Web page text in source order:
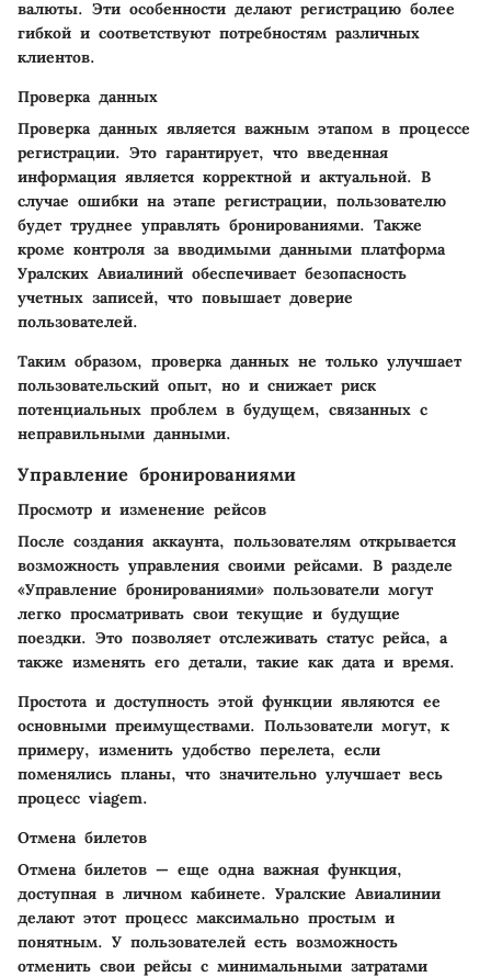
валюты. Эти особенности делают регистрацию более
гибкой и соответствуют потребностям различных
клиентов.
Проверка данных
Проверка данных является важным этапом в процессе
регистрации. Это гарантирует, что введенная
информация является корректной и актуальной. В
случае ошибки на этапе регистрации, пользователю
будет труднее управлять бронированиями. Также
кроме контроля за вводимыми данными платформа
Уралских Авиалиний обеспечивает безопасность
учетных записей, что повышает доверие
пользователей.
Таким образом, проверка данных не только улучшает
пользовательский опыт, но и снижает риск
потенциальных проблем в будущем, связанных с
неправильными данными.
Управление бронированиями
Просмотр и изменение рейсов
После создания аккаунта, пользователям открывается
возможность управления своими рейсами. В разделе
«Управление бронированиями» пользователи могут
легко просматривать свои текущие и будущие
поездки. Это позволяет отслеживать статус рейса, а
также изменять его детали, такие как дата и время.
Простота и доступность этой функции являются ее
основными преимуществами. Пользователи могут, к
примеру, изменить удобство перелета, если
поменялись планы, что значительно улучшает весь
процесс viagem.
Отмена билетов
Отмена билетов — еще одна важная функция,
доступная в личном кабинете. Уралские Авиалинии
делают этот процесс максимально простым и
понятным. У пользователей есть возможность
отменить свои рейсы с минимальными затратами